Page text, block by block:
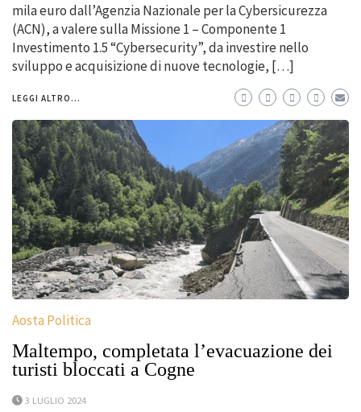
mila euro dall’Agenzia Nazionale per la Cybersicurezza
(ACN), a valere sulla Missione 1 – Componente 1
Investimento 1.5 “Cybersecurity”, da investire nello
sviluppo e acquisizione di nuove tecnologie, […]
LEGGI ALTRO...
Aosta Politica
Maltempo, completata l’evacuazione dei
turisti bloccati a Cogne
3 LUGLIO 2024